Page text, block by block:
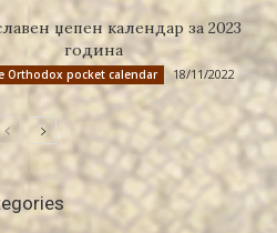
џепен календар за 2023
година
Orthodox pocket calendar 18/11/2022